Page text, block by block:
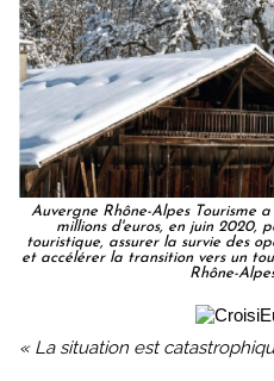
Auvergne Rhône-Alpes Tourisme
millions d'euros, en juin 2020,
touristique, assurer la survie des
et accélérer la transition vers un
Rhône-
« La situation est